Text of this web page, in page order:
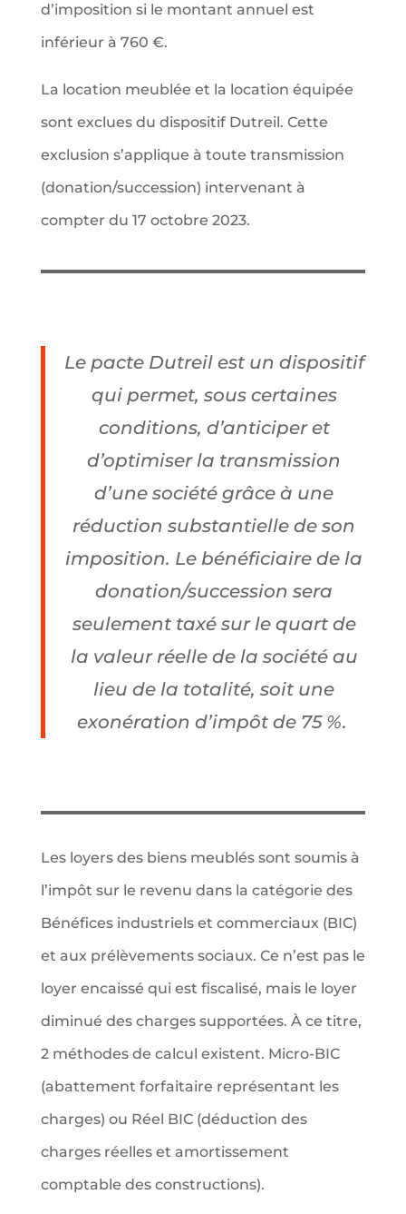
d’imposition si le montant annuel est
inférieur à 760 €.
La location meublée et la location équipée
sont exclues du dispositif Dutreil. Cette
exclusion s’applique à toute transmission
(donation/succession) intervenant à
compter du 17 octobre 2023.
Le pacte Dutreil est un dispositif
qui permet, sous certaines
conditions, d’anticiper et
d’optimiser la transmission
d’une société grâce à une
réduction substantielle de son
imposition. Le bénéficiaire de la
donation/succession sera
seulement taxé sur le quart de
la valeur réelle de la société au
lieu de la totalité, soit une
exonération d’impôt de 75 %.
Les loyers des biens meublés sont soumis à
l’impôt sur le revenu dans la catégorie des
Bénéfices industriels et commerciaux (BIC)
et aux prélèvements sociaux. Ce n’est pas le
loyer encaissé qui est fiscalisé, mais le loyer
diminué des charges supportées. À ce titre,
2 méthodes de calcul existent. Micro-BIC
(abattement forfaitaire représentant les
charges) ou Réel BIC (déduction des
charges réelles et amortissement
comptable des constructions).